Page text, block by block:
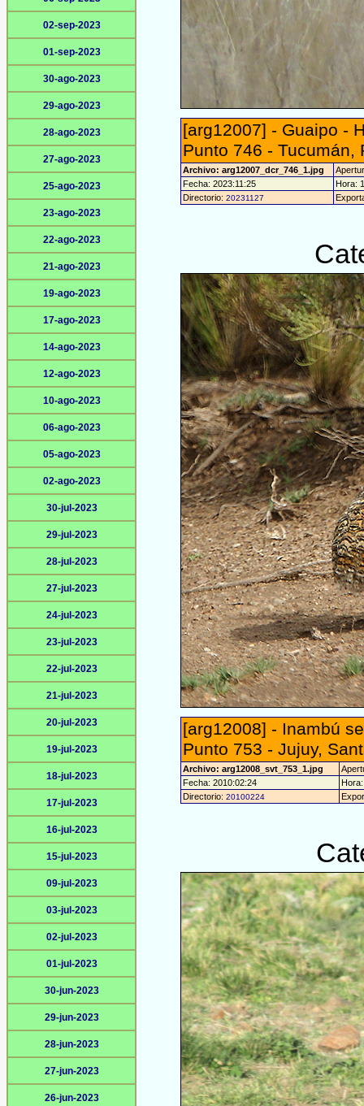
02-sep-2023
01-sep-2023
30-ago-2023
29-ago-2023
28-ago-2023
27-ago-2023
25-ago-2023
23-ago-2023
22-ago-2023
21-ago-2023
19-ago-2023
17-ago-2023
14-ago-2023
12-ago-2023
10-ago-2023
06-ago-2023
05-ago-2023
02-ago-2023
30-jul-2023
29-jul-2023
28-jul-2023
27-jul-2023
24-jul-2023
23-jul-2023
22-jul-2023
21-jul-2023
20-jul-2023
19-jul-2023
18-jul-2023
17-jul-2023
16-jul-2023
15-jul-2023
09-jul-2023
03-jul-2023
02-jul-2023
01-jul-2023
30-jun-2023
29-jun-2023
28-jun-2023
27-jun-2023
26-jun-2023
[arg12007] - Guaipo -
Punto 746 - Tucumán,
Archivo: arg12007_dcr_746_1.jpg
Fecha: 2023:11:25
Hora:
Directorio: 20231127
[arg12008] - Inambú
Punto 753 - Jujuy,
Archivo: arg12008_svt_753_1.jpg
Fecha: 2010:02:24
Directorio: 20100224